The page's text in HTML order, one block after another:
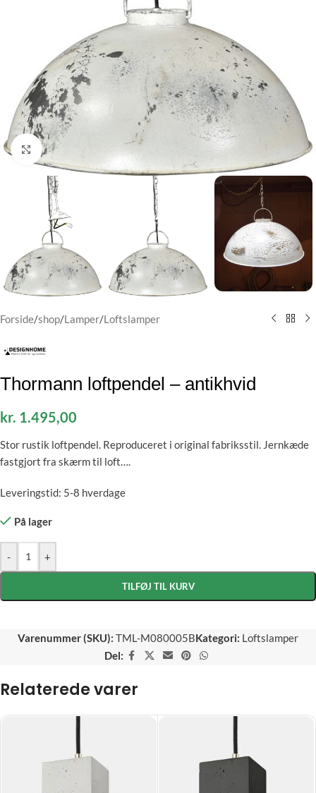
Klik for at forstørre
Forside/shop/Lamper/Loftslamper
Thormann loftpendel – antikhvid
kr. 1.495,00
Stor rustik loftpendel. Reproduceret i original fabriksstil. Jernkæde
fastgjort fra skærm til loft….
Leveringstid: 5-8 hverdage
På lager
- +
TILFØJ TIL KURV
Varenummer (SKU): TML-M080005BKategori: Loftslamper
Del:
Relaterede varer